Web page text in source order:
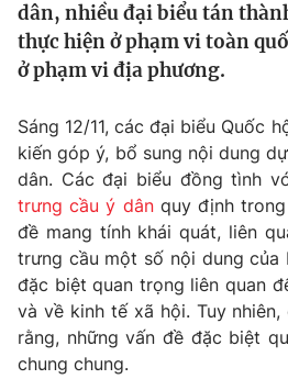
Thế giới
Tin tức
Câu chuyện quốc tế
Kinh tế
Tài chính
Thị trường
Góc doanh nghiệp
Dữ liệu và đời sống
Truyền hình
Phim VTV
Hậu trường
Nhân vật
Giải trí
Điện ảnh
Âm nhạc
Đời sống
dân, nhiều đại biểu tán
thực hiện ở phạm vi toàn
ở phạm vi địa phương.
Sáng 12/11, các đại biểu Quốc
kiến góp ý, bổ sung nội dung
dân. Các đại biểu đồng tình
trưng cầu ý dânquy định trong
đề mang tính khái quát, liên
trưng cầu một số nội dung của
đặc biệt quan trọng liên quan
và về kinh tế xã hội. Tuy
rằng, những vấn đề đặc biệt
chung chung.